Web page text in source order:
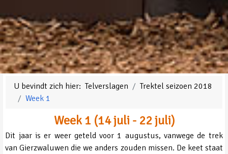
U bevindt zich hier:Telverslagen
Trektel seizoen 2018
Week 1
Week 1 (14 juli - 22 juli)
Dit jaar is er weer geteld voor 1 augustus, vanwege de trek
van Gierzwaluwen die we anders zouden missen. De keet staat